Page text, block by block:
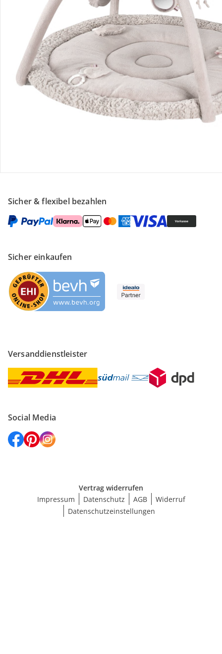
Retoure & Reklamation
Gutscheine & Aktionen
Kontakt & Service
Filialen & Beratung
Sicher & flexibel bezahlen
Sicher einkaufen
Versanddienstleister
Social Media
Vertrag widerrufen
Impressum
Datenschutz AGB
Widerruf
Datenschutzeinstellungen